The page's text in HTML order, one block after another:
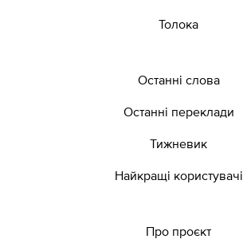
Толока
Останні слова
Останні переклади
Тижневик
Найкращі користувачі
Про проєкт